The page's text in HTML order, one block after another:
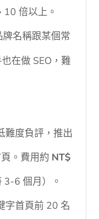
倍以上。
名稱跟某個常
在做 SEO，難
難度負評，推出
。費用約 NT$
3-6 個月）。
字首頁前 20 名